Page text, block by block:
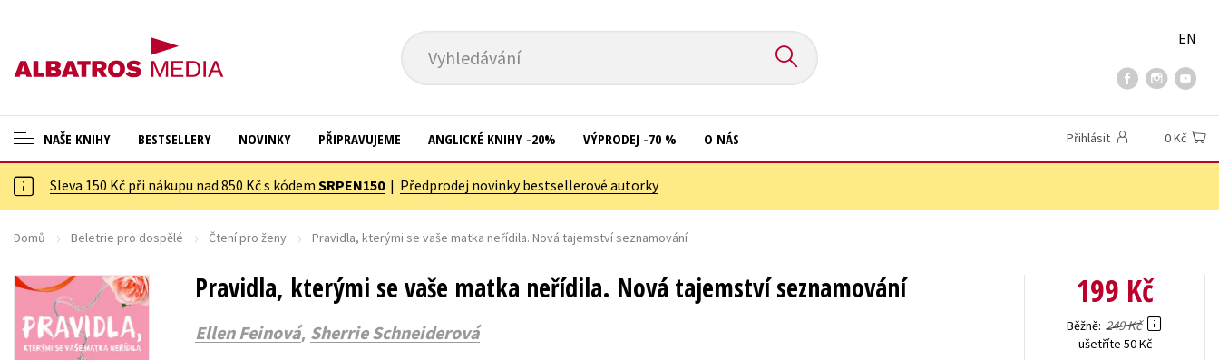
Vyhledávání
EN
NAŠE KNIHY
ANGLICKÉ KNIHY -20 %
VÝPRODEJ -70 %
ASTERIX S DÁRKEM
🎁DÁRKOVÉ PUBLIKACE
Cestování
Dárkové publikace
Digitální fotografie
Esoterika a duchovní svět
Kuchařky
New Adult
Počítače
Společnost, politika
Učebnice
BESTSELLERY NOVINKY PŘIPRAVUJEME ANGLICKÉ KNIHY -20% VÝPRODEJ -70 % O NÁS Přihlásit 0 Kč
Sleva 150 Kč při nákupu nad 850 Kč s kódem SRPEN150| Předprodej novinky bestsellerové autorky
Domů Beletrie pro dospělé Čtení pro ženy Pravidla, kterými se vaše matka neřídila. Nová tajemství seznamování
Pravidla, kterými se vaše matka neřídila. Nová tajemství seznamování
Ellen Feinová, Sherrie Schneiderová
199 Kč
Běžně 249 Kč
ušetříte 50 Kč